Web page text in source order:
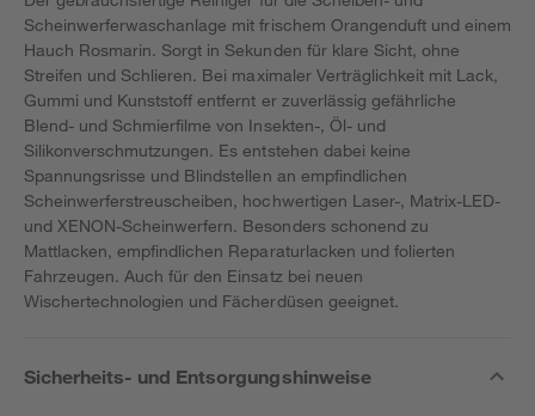
Scheinwerferwaschanlage mit frischem Orangenduft und einem
Hauch Rosmarin. Sorgt in Sekunden für klare Sicht, ohne
Streifen und Schlieren. Bei maximaler Verträglichkeit mit Lack,
Gummi und Kunststoff entfernt er zuverlässig gefährliche
Blend- und Schmierfilme von Insekten-, Öl- und
Silikonverschmutzungen. Es entstehen dabei keine
Spannungsrisse und Blindstellen an empfindlichen
Scheinwerferstreuscheiben, hochwertigen Laser-, Matrix-LED-
und XENON-Scheinwerfern. Besonders schonend zu
Mattlacken, empfindlichen Reparaturlacken und folierten
Fahrzeugen. Auch für den Einsatz bei neuen
Wischertechnologien und Fächerdüsen geeignet.
Sicherheits- und Entsorgungshinweise